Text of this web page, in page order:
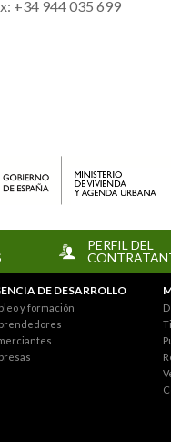
+34 944 035 699
PERFIL DEL
DE DESARROLLO
y formación